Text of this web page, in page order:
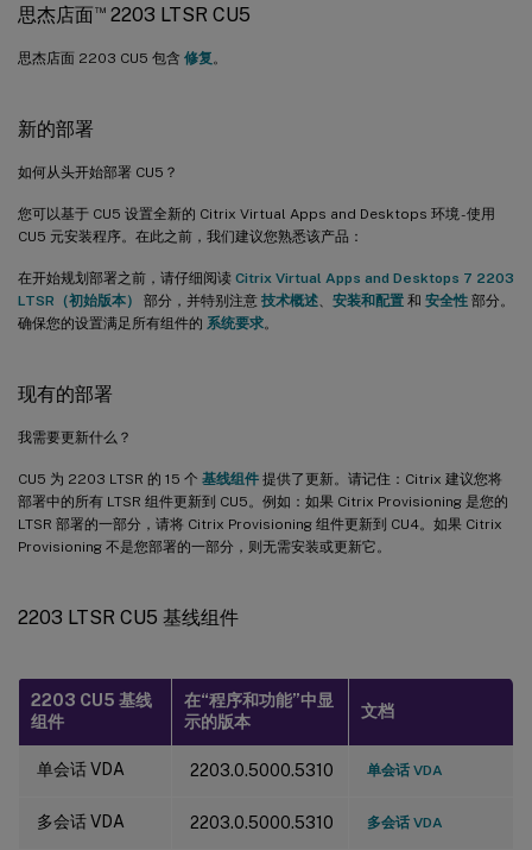
思杰店面™2203 LTSR CU5
思杰店面 2203 CU5 包含 修复 。
新的部署
如何从头开始部署 CU5？
您可以基于 CU5 设置全新的 Citrix Virtual Apps and Desktops 环境 - 使用
CU5 元安装程序。在此之前，我们建议您熟悉该产品：
在开始规划部署之前，请仔细阅读 Citrix Virtual Apps and Desktops 7 2203
LTSR（初始版本）
部分，并特别注意 技术概述 安装和配置 和 安全性 部分。
确保您的设置满足所有组件的 系统要求。
现有的部署
我需要更新什么？
CU5 为 2203 LTSR 的 15 个 基线组件 提供了更新。请记住：Citrix 建议您将
部署中的所有 LTSR 组件更新到 CU5。例如：如果 Citrix Provisioning 是您的
LTSR 部署的一部分，请将 Citrix Provisioning 组件更新到 CU4。如果 Citrix
Provisioning 不是您部署的一部分，则无需安装或更新它。
2203 LTSR CU5 基线组件
2203 CU5 基线
组件
在“程序和功能”中显
示的版本
文档
单会话 VDA 2203.0.5000.5310 单会话 VDA
多会话 VDA 2203.0.5000.5310 多会话 VDA